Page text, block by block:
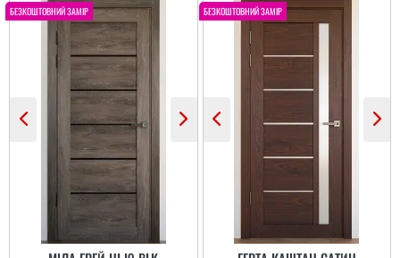
Непогані добротні двері.
Ціні відповідають.
Замовляв з монтажем,
то претензій не маю.
Якісно і швидко.
Олеся
Нещодавно встановили
такі міжкімнатні двері –
залишилися дуже
задоволені вибором.
Колір теплий і
Чудова якість плюс
оціню якість